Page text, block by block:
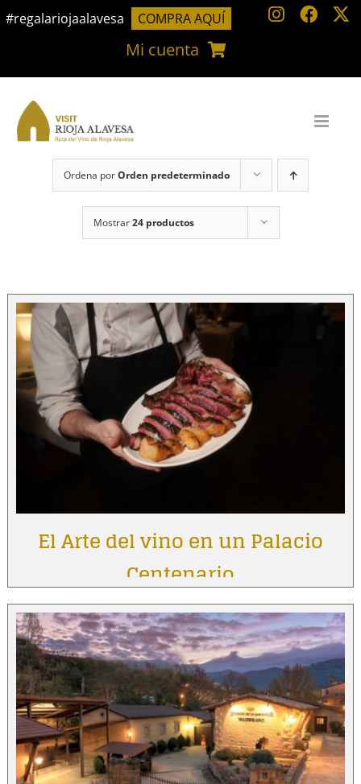
Saltar
#regalariojaalavesa COMPRA AQUÍ
Mi cuenta
Ordena porOrden predeterminado
Mostrar24 productos
El Arte del vino en un Palacio
Centenario